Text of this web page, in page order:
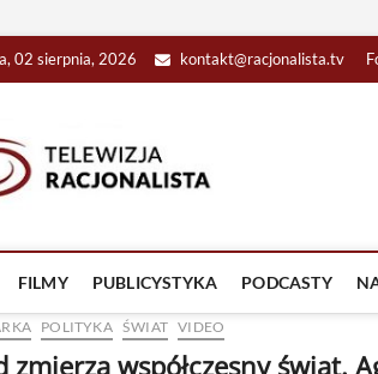
02 sierpnia, 2026 kontakt@racjonalista.tv
FILMY PUBLICYSTYKA PODCASTY
POLITYKA ŚWIAT VIDEO
zmierza współczesny świat.